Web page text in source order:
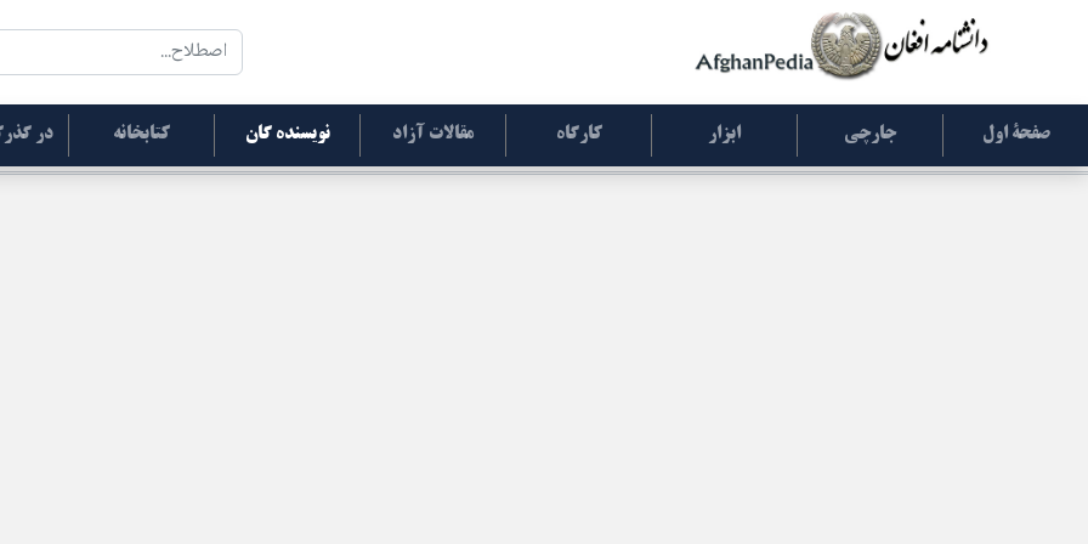
صفحۀ اول جارچی ابزار کارگاه مقالات آزاد نویسنده گان کتابخانه در